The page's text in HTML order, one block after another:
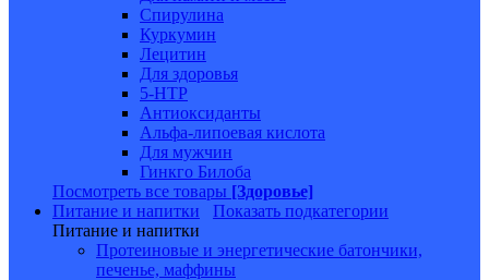
Спирулина
Куркумин
Лецитин
Для здоровья
5-HTP
Антиоксиданты
Альфа-липоевая кислота
Для мужчин
Гинкго Билоба
Посмотреть все товары [Здоровье]
Питание и напитки
Показать подкатегории
Питание и напитки
Протеиновые и энергетические батончики,
печенье, маффины